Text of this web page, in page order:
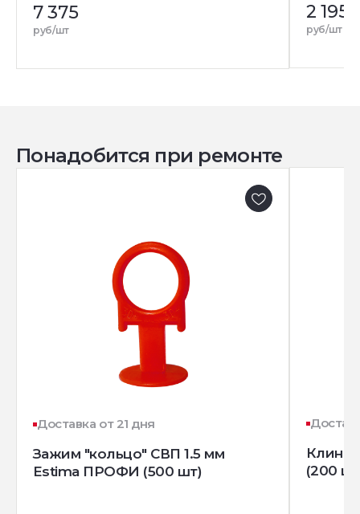
7 375
руб/шт
2 195
руб/шт
Понадобится при ремонте
Доставка от 21 дня
Зажим "кольцо" СВП 1.5 мм
Estima ПРОФИ (500 шт)
Клин
(200